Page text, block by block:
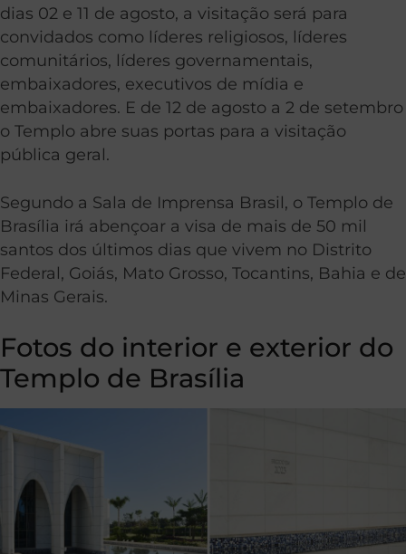
dias 02 e 11 de agosto, a visitação será para
convidados como líderes religiosos, líderes
comunitários, líderes governamentais,
embaixadores, executivos de mídia e
embaixadores. E de 12 de agosto a 2 de setembro
o Templo abre suas portas para a visitação
pública geral.
Segundo a Sala de Imprensa Brasil, o Templo de
Brasília irá abençoar a visa de mais de 50 mil
santos dos últimos dias que vivem no Distrito
Federal, Goiás, Mato Grosso, Tocantins, Bahia e de
Minas Gerais.
Fotos do interior e exterior do
Templo de Brasília